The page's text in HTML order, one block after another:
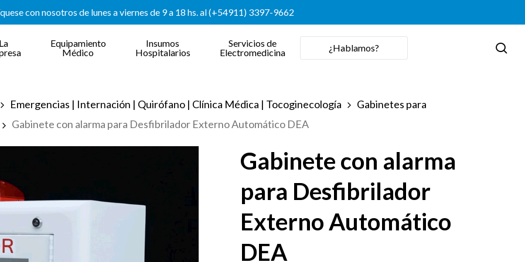
con nosotros de lunes a viernes de 9 a 18 hs. al (+54911) 3397-9662
La
Equipamiento
Médico
Insumos
Hospitalarios
Servicios de
Electromedicina
¿Hablamos?
Emergencias | Internación | Quirófano | Clínica Médica | Tocoginecología
Gabinetes para
Gabinete con alarma para Desfibrilador Externo Automático DEA
Gabinete con alarma
para Desfibrilador
Externo Automático
DEA